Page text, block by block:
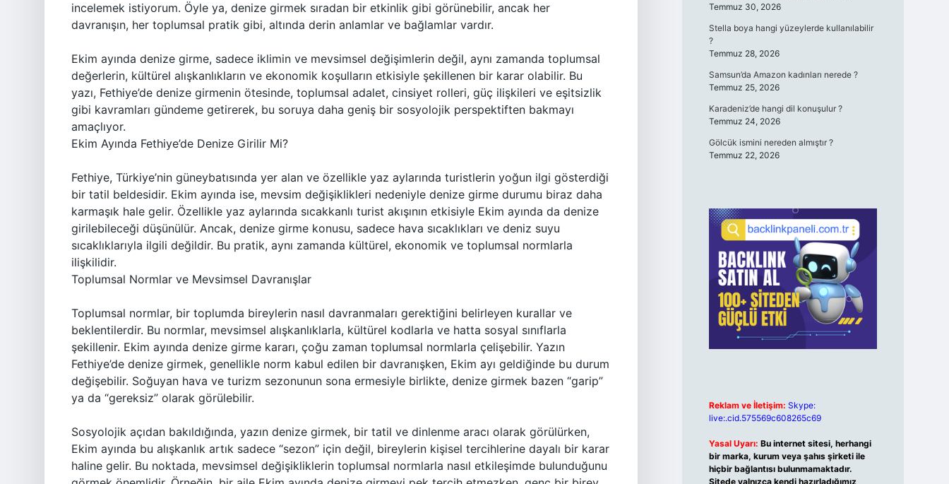
incelemek istiyorum. Öyle ya, denize girmek sıradan bir etkinlik gibi görünebilir, ancak her
davranışın, her toplumsal pratik gibi, altında derin anlamlar ve bağlamlar vardır.
Ekim ayında denize girme, sadece iklimin ve mevsimsel değişimlerin değil, aynı zamanda toplumsal
değerlerin, kültürel alışkanlıkların ve ekonomik koşulların etkisiyle şekillenen bir karar olabilir. Bu
yazı, Fethiye’de denize girmenin ötesinde, toplumsal adalet, cinsiyet rolleri, güç ilişkileri ve eşitsizlik
gibi kavramları gündeme getirerek, bu soruya daha geniş bir sosyolojik perspektiften bakmayı
amaçlıyor.
Ekim Ayında Fethiye’de Denize Girilir Mi?
Fethiye, Türkiye’nin güneybatısında yer alan ve özellikle yaz aylarında turistlerin yoğun ilgi gösterdiği
bir tatil beldesidir. Ekim ayında ise, mevsim değişiklikleri nedeniyle denize girme durumu biraz daha
karmaşık hale gelir. Özellikle yaz aylarında sıcakkanlı turist akışının etkisiyle Ekim ayında da denize
girilebileceği düşünülür. Ancak, denize girme konusu, sadece hava sıcaklıkları ve deniz suyu
sıcaklıklarıyla ilgili değildir. Bu pratik, aynı zamanda kültürel, ekonomik ve toplumsal normlarla
ilişkilidir.
Toplumsal Normlar ve Mevsimsel Davranışlar
Toplumsal normlar, bir toplumda bireylerin nasıl davranmaları gerektiğini belirleyen kurallar ve
beklentilerdir. Bu normlar, mevsimsel alışkanlıklarla, kültürel kodlarla ve hatta sosyal sınıflarla
şekillenir. Ekim ayında denize girme kararı, çoğu zaman toplumsal normlarla çelişebilir. Yazın
Fethiye’de denize girmek, genellikle norm kabul edilen bir davranışken, Ekim ayı geldiğinde bu durum
değişebilir. Soğuyan hava ve turizm sezonunun sona ermesiyle birlikte, denize girmek bazen “garip”
ya da “gereksiz” olarak görülebilir.
Sosyolojik açıdan bakıldığında, yazın denize girmek, bir tatil ve dinlenme aracı olarak görülürken,
Ekim ayında bu alışkanlık artık sadece “sezon” için değil, bireylerin kişisel tercihlerine dayalı bir karar
haline gelir. Bu noktada, mevsimsel değişikliklerin toplumsal normlarla nasıl etkileşimde bulunduğunu
Temmuz 30, 2026
Stella boya hangi yüzeylerde kullanılabilir
?
Temmuz 28, 2026
Samsun’da Amazon kadınları nerede ?
Temmuz 25, 2026
Karadeniz’de hangi dil konuşulur ?
Temmuz 24, 2026
Gölcük ismini nereden almıştır ?
Temmuz 22, 2026
Reklam ve İletişim: Skype:
live:.cid.575569c608265c69
Yasal Uyarı: Bu internet sitesi, herhangi
bir marka, kurum veya şahıs şirketi ile
hiçbir bağlantısı bulunmamaktadır.
Sitede yalnızca kendi hazırladığımız